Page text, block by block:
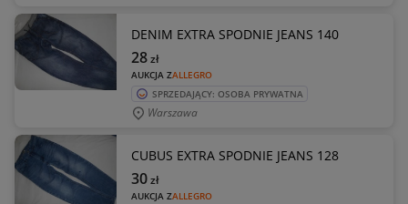
DENIM EXTRA SPODNIE JEANS 140
AUKCJA ZALLEGRO
28zł
SPRZEDAJĄCY: OSOBA PRYWATNA
Warszawa
CUBUS EXTRA SPODNIE JEANS 128
AUKCJA ZALLEGRO
30zł